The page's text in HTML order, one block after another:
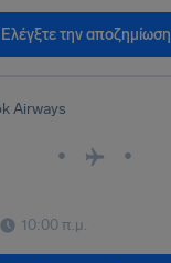
Ελέγξτε την αποζημίωση
Airways
• •
10:00 π.μ.